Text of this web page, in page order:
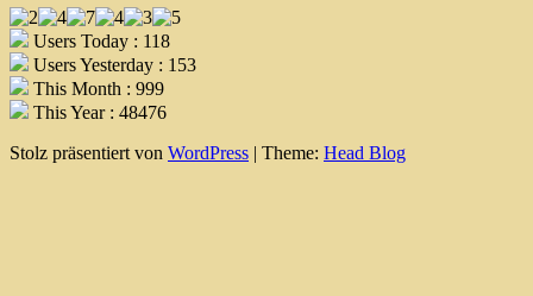
Users Today : 118
Users Yesterday : 153
This Month : 999
This Year : 48476
Stolz präsentiert von WordPress | Theme: Head Blog